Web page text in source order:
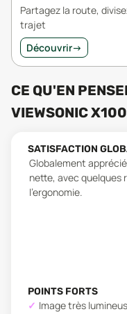
Partagez la route,
trajet
Découvrir→
CE QU'EN
VIEWSONIC
SATISFACTION
Globalement
nette, avec quelques
l’ergonomie.
POINTS FORTS
Image très